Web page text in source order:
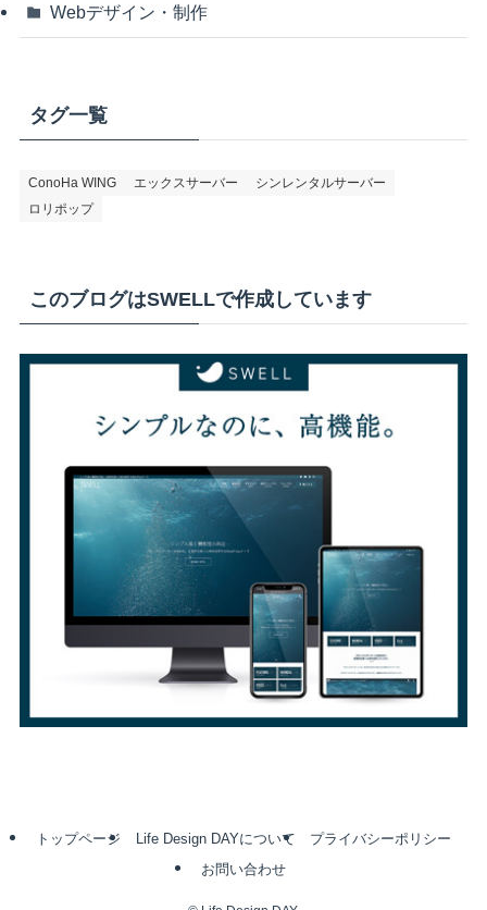
Webデザイン・制作
タグ一覧
ConoHa WING エックスサーバー
シンレンタルサーバー
ロリポップ
このブログはSWELLで作成しています
トップページ Life Design DAYについて
プライバシーポリシー
お問い合わせ